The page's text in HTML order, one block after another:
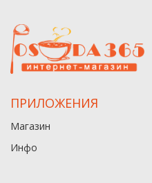
ПРИЛОЖЕНИЯ
Магазин
Инфо